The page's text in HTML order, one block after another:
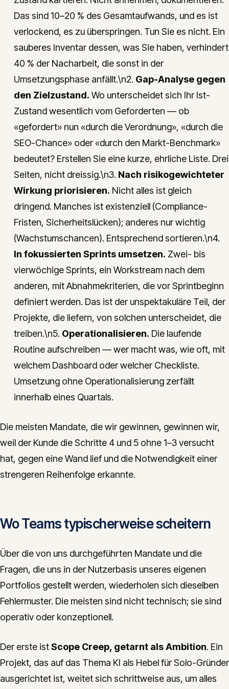
Das sind 10–20 % des Gesamtaufwands, und es ist
verlockend, es zu überspringen. Tun Sie es nicht. Ein
sauberes Inventar dessen, was Sie haben, verhindert
40 % der Nacharbeit, die sonst in der
Umsetzungsphase anfällt.\n2. Gap-Analyse gegen
den Zielzustand. Wo unterscheidet sich Ihr Ist-
Zustand wesentlich vom Geforderten — ob
«gefordert» nun «durch die Verordnung», «durch die
SEO-Chance» oder «durch den Markt-Benchmark»
bedeutet? Erstellen Sie eine kurze, ehrliche Liste. Drei
Seiten, nicht dreissig.\n3. Nach risikogewichteter
Wirkung priorisieren. Nicht alles ist gleich
dringend. Manches ist existenziell (Compliance-
Fristen, Sicherheitslücken); anderes nur wichtig
(Wachstumschancen). Entsprechend sortieren.\n4.
In fokussierten Sprints umsetzen. Zwei- bis
vierwöchige Sprints, ein Workstream nach dem
anderen, mit Abnahmekriterien, die vor Sprintbeginn
definiert werden. Das ist der unspektakuläre Teil, der
Projekte, die liefern, von solchen unterscheidet, die
treiben.\n5. Operationalisieren. Die laufende
Routine aufschreiben — wer macht was, wie oft, mit
welchem Dashboard oder welcher Checkliste.
Umsetzung ohne Operationalisierung zerfällt
innerhalb eines Quartals.
Die meisten Mandate, die wir gewinnen, gewinnen wir,
weil der Kunde die Schritte 4 und 5 ohne 1–3 versucht
hat, gegen eine Wand lief und die Notwendigkeit einer
strengeren Reihenfolge erkannte.
Wo Teams typischerweise scheitern
Über die von uns durchgeführten Mandate und die
Fragen, die uns in der Nutzerbasis unseres eigenen
Portfolios gestellt werden, wiederholen sich dieselben
Fehlermuster. Die meisten sind nicht technisch; sie sind
operativ oder konzeptionell.
Der erste istScope Creep, getarnt als Ambition. Ein
Projekt, das auf das Thema KI als Hebel für Solo-Gründer
ausgerichtet ist, weitet sich schrittweise aus, um alles